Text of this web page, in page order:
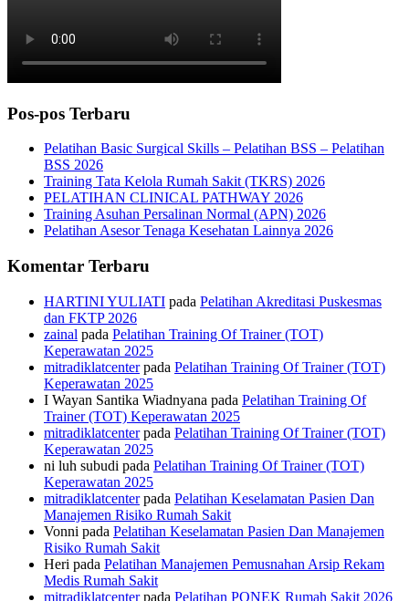
Pos-pos Terbaru
Pelatihan Basic Surgical Skills – Pelatihan BSS – Pelatihan
BSS 2026
Training Tata Kelola Rumah Sakit (TKRS) 2026
PELATIHAN CLINICAL PATHWAY 2026
Training Asuhan Persalinan Normal (APN) 2026
Pelatihan Asesor Tenaga Kesehatan Lainnya 2026
Komentar Terbaru
HARTINI YULIATI pada Pelatihan Akreditasi Puskesmas
dan FKTP 2026
zainal pada Pelatihan Training Of Trainer (TOT)
Keperawatan 2025
mitradiklatcenterpada Pelatihan Training Of Trainer (TOT)
Keperawatan 2025
I Wayan Santika Wiadnyana pada Pelatihan Training Of
Trainer (TOT) Keperawatan 2025
mitradiklatcenterpada Pelatihan Training Of Trainer (TOT)
Keperawatan 2025
ni luh subudi pada Pelatihan Training Of Trainer (TOT)
Keperawatan 2025
mitradiklatcenterpada Pelatihan Keselamatan Pasien Dan
Manajemen Risiko Rumah Sakit
Vonni pada Pelatihan Keselamatan Pasien Dan Manajemen
Risiko Rumah Sakit
Heri pada Pelatihan Manajemen Pemusnahan Arsip Rekam
Medis Rumah Sakit
mitradiklatcenterpada Pelatihan PONEK Rumah Sakit 2026